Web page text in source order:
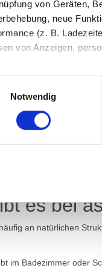
von Geräten,
neue
(z. B.
von Anzeigen,
können
Sie auf den Button
Notwendig
als moderner
ein dekoratives
häufig als
Spiegel
wichtigen Trends im
es bei
an natürlichen
im Badezimmer oder